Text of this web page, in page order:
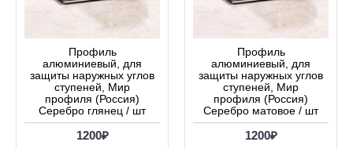
Профиль
алюминиевый, для
защиты наружных углов
ступеней, Мир
профиля (Россия)
Серебро глянец / шт
1200₽
Профиль
алюминиевый, для
защиты наружных углов
ступеней, Мир
профиля (Россия)
Серебро матовое / шт
1200₽